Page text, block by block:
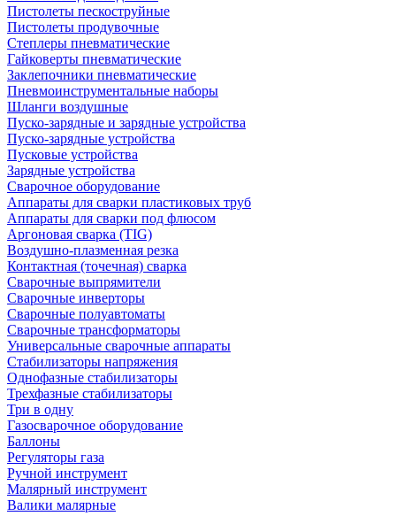
Пистолеты пескоструйные
Пистолеты продувочные
Степлеры пневматические
Гайковерты пневматические
Заклепочники пневматические
Пневмоинструментальные наборы
Шланги воздушные
Пуско-зарядные и зарядные устройства
Пуско-зарядные устройства
Пусковые устройства
Зарядные устройства
Сварочное оборудование
Аппараты для сварки пластиковых труб
Аппараты для сварки под флюсом
Аргоновая сварка (TIG)
Воздушно-плазменная резка
Контактная (точечная) сварка
Сварочные выпрямители
Сварочные инверторы
Сварочные полуавтоматы
Сварочные трансформаторы
Универсальные сварочные аппараты
Стабилизаторы напряжения
Однофазные стабилизаторы
Трехфазные стабилизаторы
Три в одну
Газосварочное оборудование
Баллоны
Регуляторы газа
Ручной инструмент
Малярный инструмент
Валики малярные